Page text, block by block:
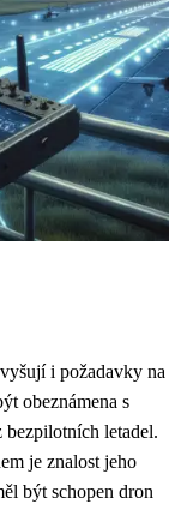
i požadavky na
obeznámena s
letadel.
je znalost jeho
být schopen dron